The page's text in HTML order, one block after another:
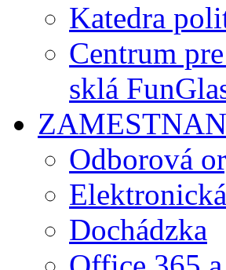
Katedra
Centrum
sklá
Odborová
Dochádzka